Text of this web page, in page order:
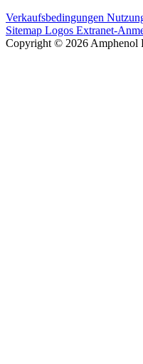
Verkaufsbedingungen
Sitemap Logos Extranet-
Copyright © 2026 Amphenol